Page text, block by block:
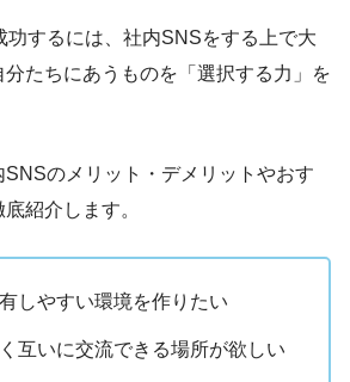
功するには、社内SNSをする上で大
たちにあうものを「選択する力」を
のメリット・デメリットやおす
紹介します。
しやすい環境を作りたい
互いに交流できる場所が欲しい